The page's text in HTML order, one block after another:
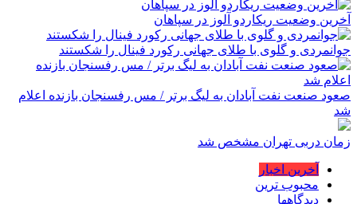
آخرین وضعیت ریکاردو آلوز در سپاهان
جوانمردی و گلوی با طلای جهانی رکورد فینال را شکستند
صعود صنعت نفت آبادان به لیگ برتر / مس رفسنجان بازنده اعلام
شد
زمان دربی تهران مشخص شد
آخرین اخبار
محبوب ترین
دیدگاهها